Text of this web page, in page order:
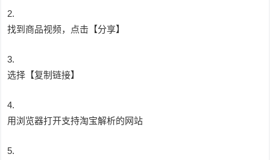
找到商品视频，点击【分享】
选择【复制链接】
用浏览器打开支持淘宝解析的网站